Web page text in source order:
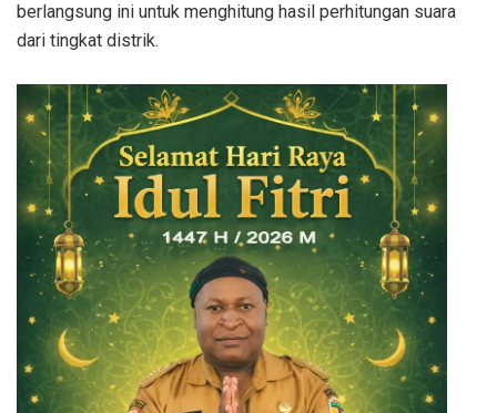
berlangsung ini untuk menghitung hasil perhitungan suara
dari tingkat distrik.